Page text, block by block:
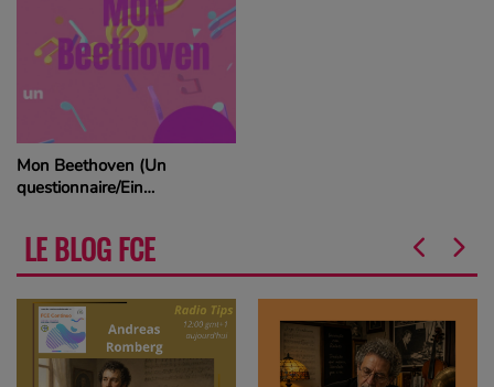
Mon Beethoven (Un
questionnaire/Ein
LE BLOG FCE